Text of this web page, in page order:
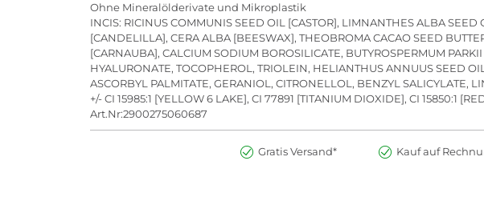
Ohne Mineralölderivate und Mikroplastik
INCIS: RICINUS COMMUNIS SEED OIL [CASTOR], LIMNANTHES ALBA
[CANDELILLA], CERA ALBA [BEESWAX], THEOBROMA CACAO SEED
[CARNAUBA], CALCIUM SODIUM BOROSILICATE, BUTYROSPERMUM
HYALURONATE, TOCOPHEROL, TRIOLEIN, HELIANTHUS ANNUUS SEED
ASCORBYL PALMITATE, GERANIOL, CITRONELLOL, BENZYL SALICYLATE,
+/- CI 15985:1 [YELLOW 6 LAKE], CI 77891 [TITANIUM DIOXIDE], CI 15850:1
Art.Nr:2900275060687
Gratis Versand* Kauf auf